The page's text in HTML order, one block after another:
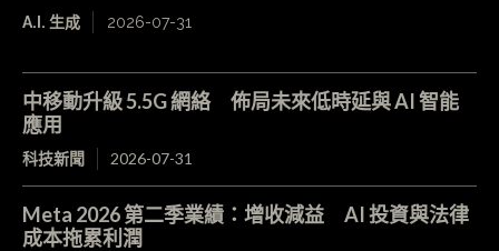
A.I. 生成 2026-07-31
中移動升級 5.5G 網絡 佈局未來低時延與 AI 智能
應用
科技新聞 2026-07-31
Meta 2026 第二季業績：增收減益 AI 投資與法律
成本拖累利潤